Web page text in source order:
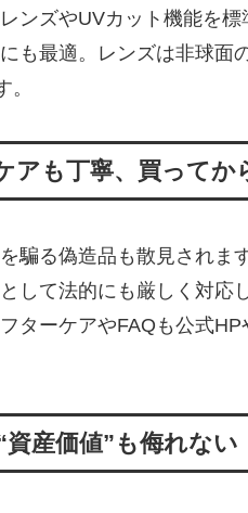
ンズやUVカット機能を
も最適。レンズは非球面
アも丁寧、買ってか
騙る偽造品も散見されま
して法的にも厳しく対応
ターケアやFAQも公式
産価値”も侮れない